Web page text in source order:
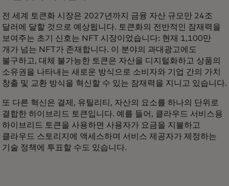
전 세계 토큰화 시장은 2027년까지 금융 자산 규모만 24조
달러에 달할 것으로 예상됩니다. 토큰화의 전반적인 잠재력을
보여주는 초기 신호는 NFT 시장이었습니다: 현재 1,100만
개가 넘는 NFT가 존재합니다. 이 분야의 과대광고에도
불구하고, 대체 불가능한 토큰은 자산을 디지털화하고 상품의
소유권을 나타내는 새로운 방식으로 소비자와 기업 간의 가치
창출 및 교환 방식을 혁신할 수 있는 잠재력을 지니고 있습니다.
또 다른 혁신은 결제, 유틸리티, 자산의 요소를 하나의 단위로
결합한 하이브리드 토큰입니다. 예를 들어, 클라우드 서비스용
하이브리드 토큰을 사용하면 사용자가 요금을 지불하고
클라우드 스토리지에 액세스하며 서비스 제공자가 제정하는
기술 정책에 투표할 수도 있습니다.